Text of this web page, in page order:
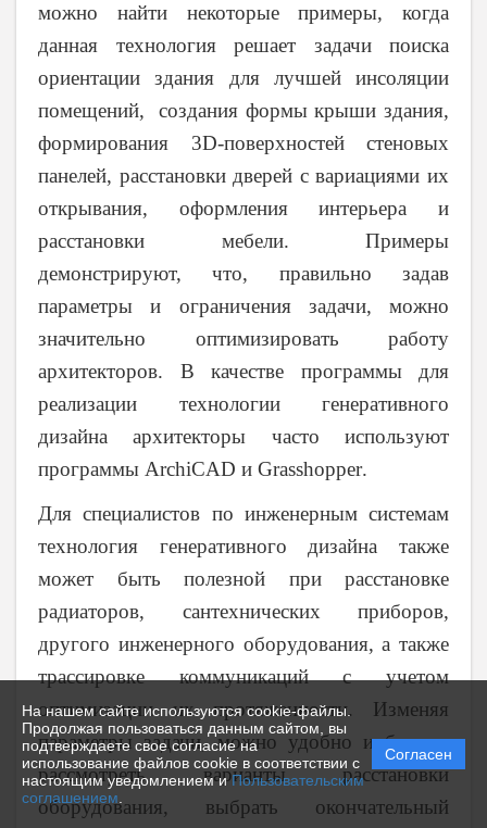
На нашем сайте используются cookie-файлы.
Продолжая пользоваться данным сайтом, вы
подтверждаете свое согласие на
использование файлов cookie в соответствии с
настоящим уведомлением иПользовательским
соглашением
Согласен
можно найти некоторые примеры, когда
данная технология решает задачи поиска
ориентации здания для лучшей инсоляции
помещений, создания формы крыши здания,
формирования 3D-поверхностей стеновых
панелей, расстановки дверей с вариациями их
открывания, оформления интерьера и
расстановки мебели. Примеры
демонстрируют, что, правильно задав
параметры и ограничения задачи, можно
значительно оптимизировать работу
архитекторов. В качестве программы для
реализации технологии генеративного
дизайна архитекторы часто используют
программы ArchiCAD и Grasshopper.
Для специалистов по инженерным системам
технология генеративного дизайна также
может быть полезной при расстановке
радиаторов, сантехнических приборов,
другого инженерного оборудования, а также
трассировке коммуникаций с учетом
оптимизации их протяженности. Изменяя
параметры задачи, можно удобно и быстро
рассмотреть варианты расстановки
оборудования, выбрать окончательный